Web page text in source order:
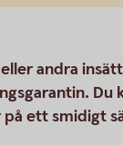
andra
Du
ett smidigt